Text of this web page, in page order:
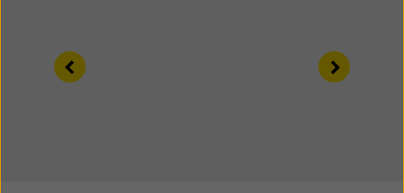
Left Right
temu. Użytkownik może odrzucić wszystkie pliki
cookie, które wymagają zgody, klikając „Odrzuć” lub